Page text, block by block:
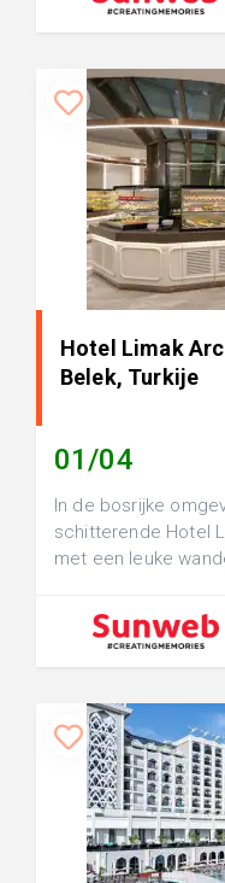
Hotel Limak
Belek, Turkije
01/04
In de bosrijke
schitterende Hotel
met een leuke